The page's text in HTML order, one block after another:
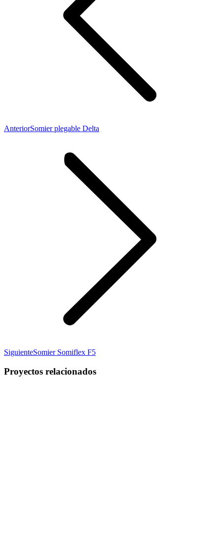
AnteriorProyecto
Somier plegable Delta
SiguienteProyecto
Somier Somiflex F5
Proyectos relacionados